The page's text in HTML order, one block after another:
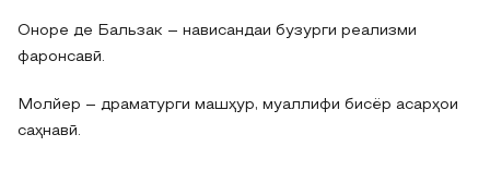
Оноре де Бальзак – нависандаи бузурги реализми
фаронсавӣ.
Молйер – драматурги машҳур, муаллифи бисёр асарҳои
саҳнавӣ.